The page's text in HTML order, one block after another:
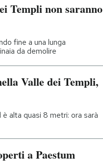
Templi non saranno
fine a una lunga
da demolire
Valle dei Templi,
alta quasi 8 metri: ora sarà
a Paestum